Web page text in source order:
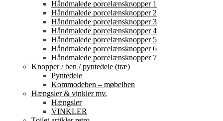
Håndmalede porcelænsknopper 1
Håndmalede porcelænsknopper 2
Håndmalede porcelænsknopper 3
Håndmalede porcelænsknopper 4
Håndmalede porcelænsknopper 5
Håndmalede porcelænsknopper 6
Håndmalede porcelænsknopper 7
Knopper / ben / pyntedele (træ)
Pyntedele
Kommodeben – møbelben
Hængsler & vinkler mv.
Hængsler
VINKLER